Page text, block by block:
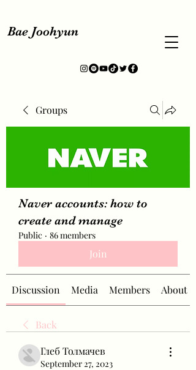
Bae Joohyun
Groups
Naver accounts: how to
create and manage
Public · 86 members
Join
Discussion Media Members About
Back
Глеб Толмачев
September 27, 2023